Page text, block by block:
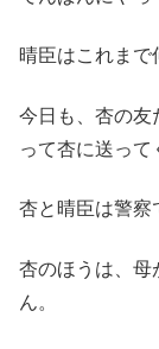
晴臣はこれまで
今日も、杏の友
って杏に送って
杏と晴臣は警察
杏のほうは、母
ん。